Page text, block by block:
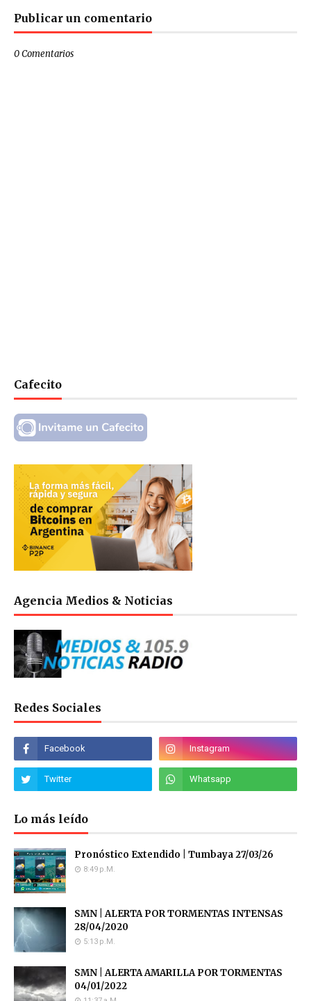
Publicar un comentario
0 Comentarios
Cafecito
Agencia Medios & Noticias
Redes Sociales
Lo más leído
Pronóstico Extendido | Tumbaya 27/03/26
8:49 P.m.
SMN | ALERTA POR TORMENTAS INTENSAS
28/04/2020
5:13 P.m.
SMN | ALERTA AMARILLA POR TORMENTAS
04/01/2022